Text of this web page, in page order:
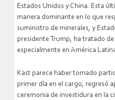
Estados Unidos y China. Esta
manera dominante en lo que
suministro de minerales, y
presidente Trump, ha tratado
especialmente en América
Kast parece haber tomado
primer día en el cargo, regresó
ceremonia de investidura en la